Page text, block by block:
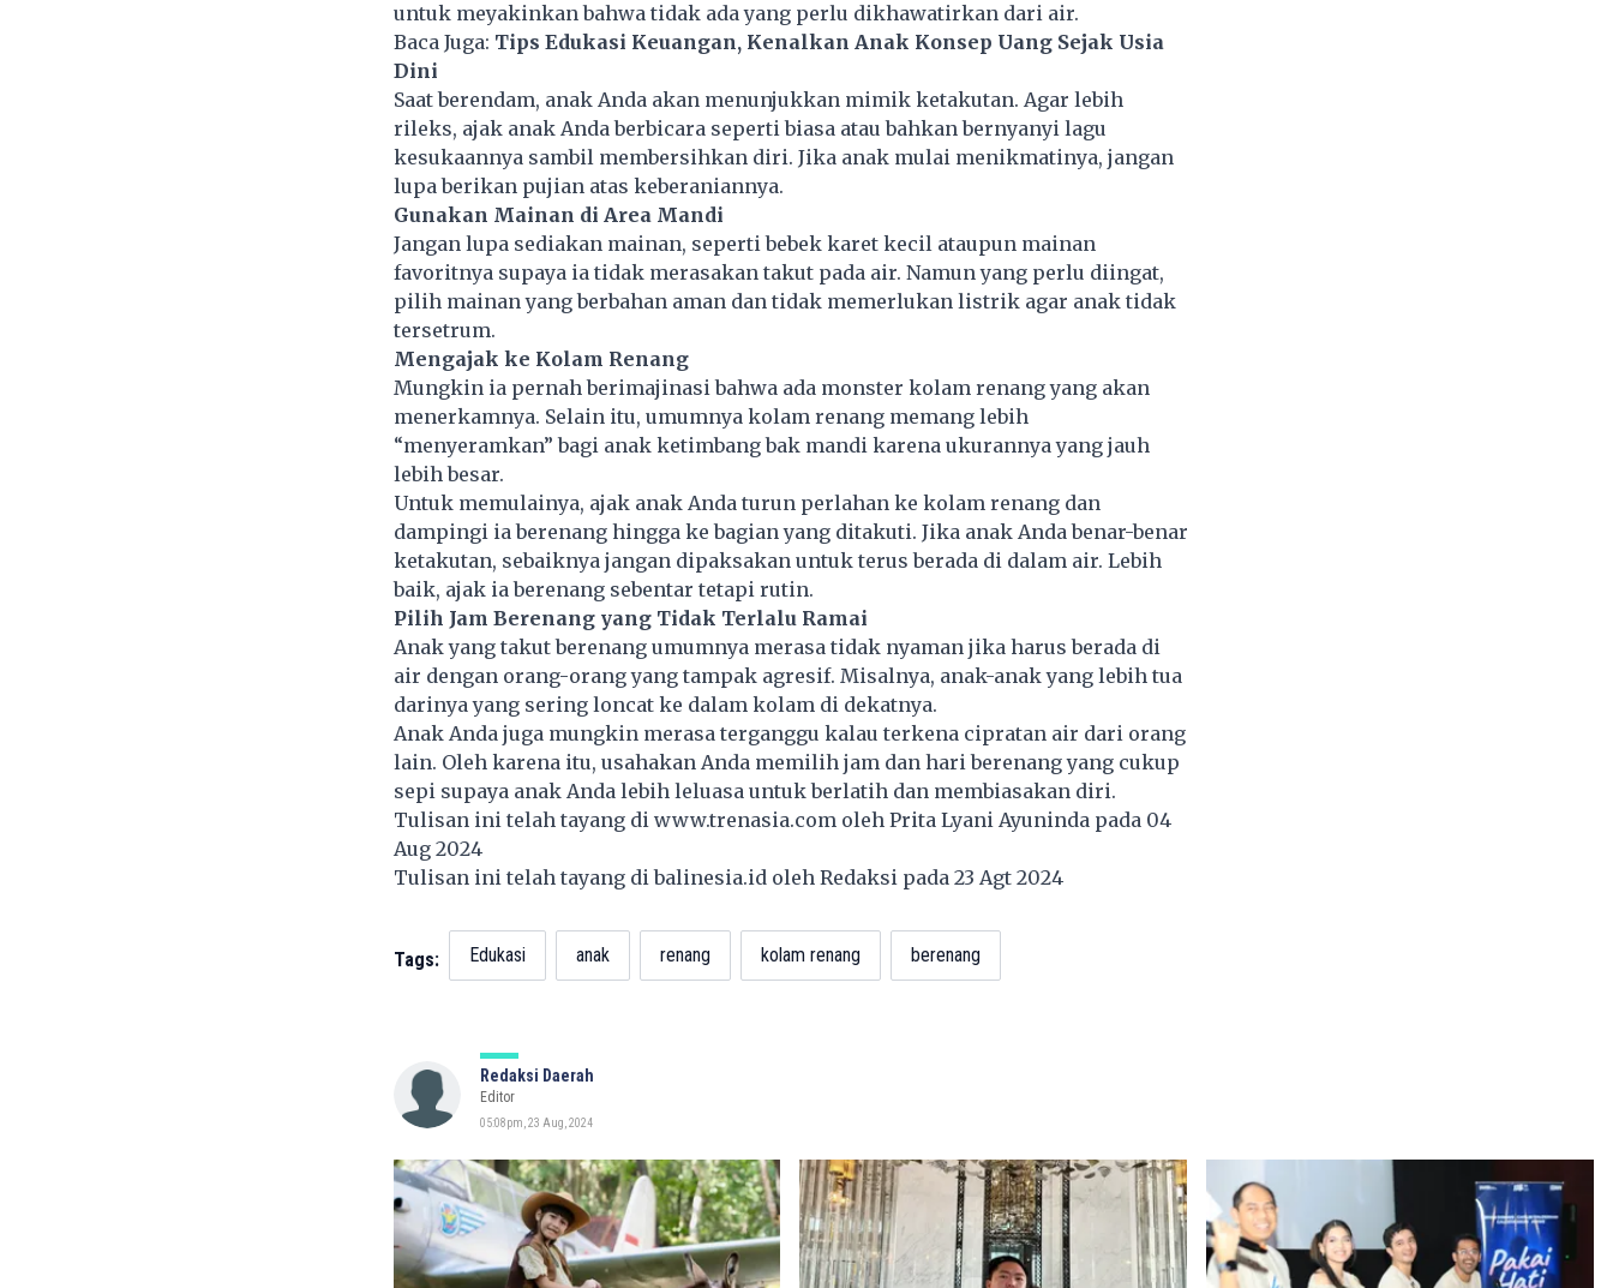
untuk meyakinkan bahwa tidak ada yang perlu dikhawatirkan dari air.
Baca Juga: Tips Edukasi Keuangan, Kenalkan Anak Konsep Uang Sejak Usia
Dini
Saat berendam, anak Anda akan menunjukkan mimik ketakutan. Agar lebih
rileks, ajak anak Anda berbicara seperti biasa atau bahkan bernyanyi lagu
kesukaannya sambil membersihkan diri. Jika anak mulai menikmatinya, jangan
lupa berikan pujian atas keberaniannya.
Gunakan Mainan di Area Mandi
Jangan lupa sediakan mainan, seperti bebek karet kecil ataupun mainan
favoritnya supaya ia tidak merasakan takut pada air. Namun yang perlu diingat,
pilih mainan yang berbahan aman dan tidak memerlukan listrik agar anak tidak
tersetrum.
Mengajak ke Kolam Renang
Mungkin ia pernah berimajinasi bahwa ada monster kolam renang yang akan
menerkamnya. Selain itu, umumnya kolam renang memang lebih
“menyeramkan” bagi anak ketimbang bak mandi karena ukurannya yang jauh
lebih besar.
Untuk memulainya, ajak anak Anda turun perlahan ke kolam renang dan
dampingi ia berenang hingga ke bagian yang ditakuti. Jika anak Anda benar-benar
ketakutan, sebaiknya jangan dipaksakan untuk terus berada di dalam air. Lebih
baik, ajak ia berenang sebentar tetapi rutin.
Pilih Jam Berenang yang Tidak Terlalu Ramai
Anak yang takut berenang umumnya merasa tidak nyaman jika harus berada di
air dengan orang-orang yang tampak agresif. Misalnya, anak-anak yang lebih tua
darinya yang sering loncat ke dalam kolam di dekatnya.
Anak Anda juga mungkin merasa terganggu kalau terkena cipratan air dari orang
lain. Oleh karena itu, usahakan Anda memilih jam dan hari berenang yang cukup
sepi supaya anak Anda lebih leluasa untuk berlatih dan membiasakan diri.
Tulisan ini telah tayang di www.trenasia.comoleh Prita Lyani Ayuninda pada 04
Aug 2024
Tulisan ini telah tayang dibalinesia.idoleh Redaksi pada 23 Agt 2024
Tags: Edukasi anak renang kolam renang berenang
Redaksi Daerah
Editor
05:08pm, 23 Aug, 2024